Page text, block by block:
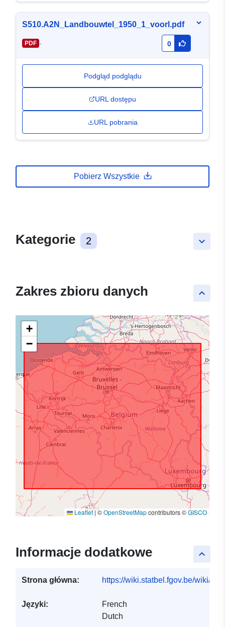
S510.A2N_Landbouwtel_1950_1_voorl.pdf
PDF - 0
Podgląd podglądu
URL dostępu
URL pobrania
Pobierz Wszystkie
keyboard_arrow_down
Kategorie 2
keyboard_arrow_up
Zakres zbioru danych
+
−
Leaflet|©OpenStreetMapcontributors ©GISCO
keyboard_arrow_up
Informacje dodatkowe
Strona główna: https://wiki.statbel.fgov.be/wiki/
Języki:
French
Dutch